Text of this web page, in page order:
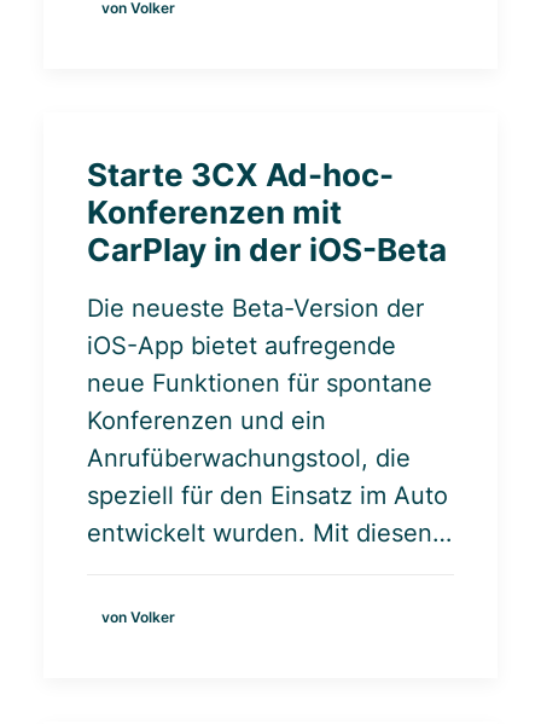
von Volker
Starte 3CX Ad-hoc-
Konferenzen mit
CarPlay in der iOS-Beta
Die neueste Beta-Version der
iOS-App bietet aufregende
neue Funktionen für spontane
Konferenzen und ein
Anrufüberwachungstool, die
speziell für den Einsatz im Auto
entwickelt wurden. Mit diesen…
von Volker